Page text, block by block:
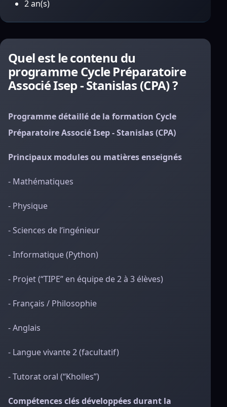
2 an(s)
Quel est le contenu du
programme Cycle Préparatoire
Associé Isep - Stanislas (CPA) ?
Programme détaillé de la formation Cycle
Préparatoire Associé Isep - Stanislas (CPA)
Principaux modules ou matières enseignés
- Mathématiques
- Physique
- Sciences de l’ingénieur
- Informatique (Python)
- Projet (“TIPE” en équipe de 2 à 3 élèves)
- Français / Philosophie
- Anglais
- Langue vivante 2 (facultatif)
- Tutorat oral (“Kholles”)
Compétences clés développées durant la